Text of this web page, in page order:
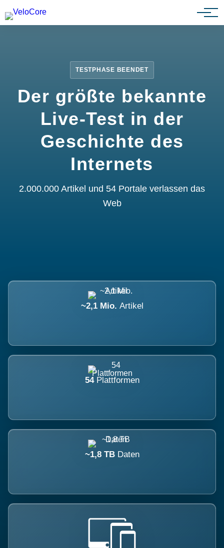
Partnerprogramm
TESTPHASE BEENDET
Der größte bekannte
Live-Test in der
Geschichte des
Internets
2.000.000 Artikel und 54 Portale verlassen das
Web
~2,1 Mio. Artikel
54 Plattformen
~1,8 TB Daten